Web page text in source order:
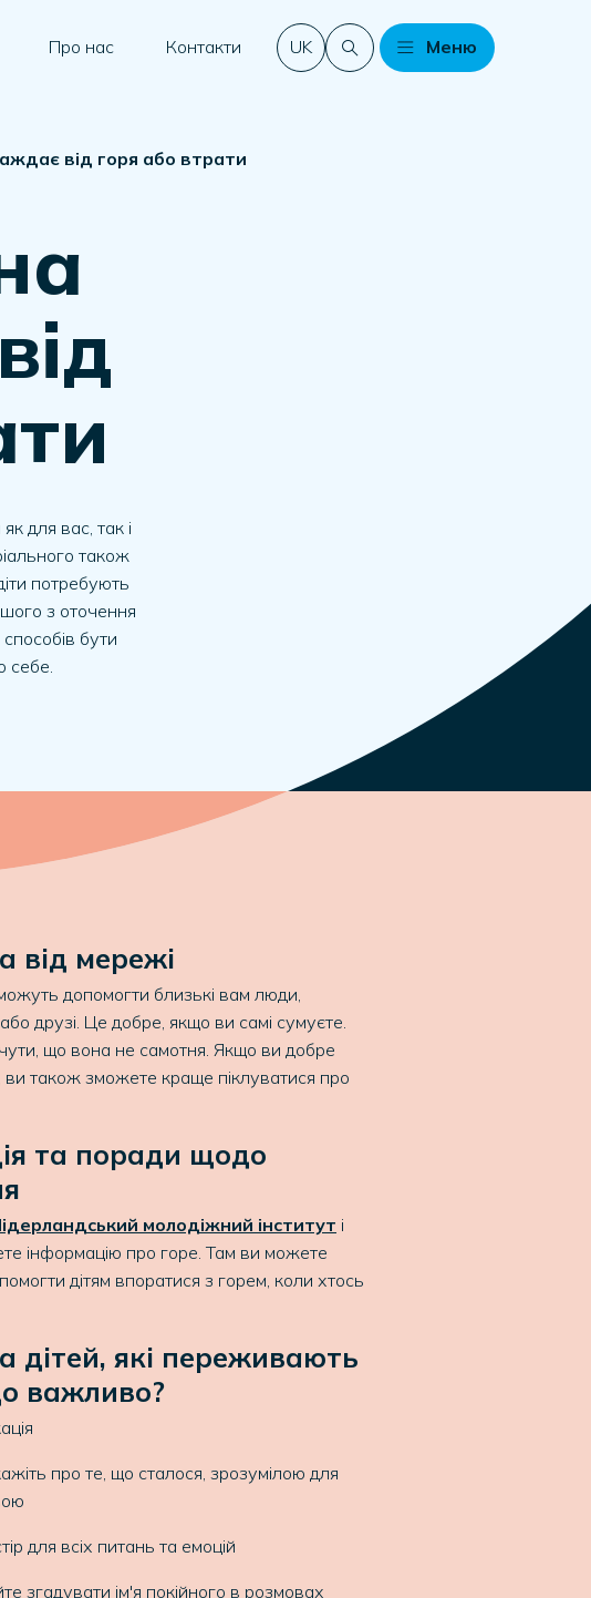
Про нас Контакти UK Меню
від горя або втрати
для вас, так і
також
потребують
з оточення
бути
себе.
від мережі
допомогти близькі вам люди,
друзі. Це добре, якщо ви самі сумуєте.
що вона не самотня. Якщо ви добре
ви також зможете краще піклуватися про
та поради щодо
молодіжний інститут і
інформацію про горе. Там ви можете
дітям впоратися з горем, коли хтось
дітей, які переживають
важливо?
про те, що сталося, зрозумілою для
для всіх питань та емоцій
згадувати ім'я покійного в розмовах